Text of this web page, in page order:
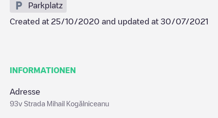
Parkplatz
Created at 25/10/2020 and updated at 30/07/2021
INFORMATIONEN
Adresse
93v Strada Mihail Kogălniceanu